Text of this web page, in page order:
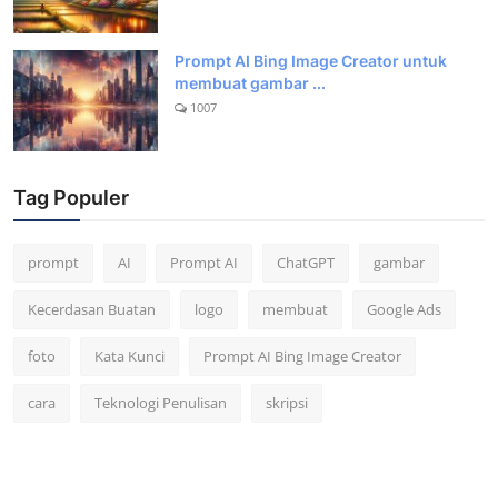
Prompt AI Bing Image Creator untuk
membuat gambar ...
1007
Tag Populer
prompt AI Prompt AI ChatGPT gambar
Kecerdasan Buatan logo membuat Google Ads
foto Kata Kunci Prompt AI Bing Image Creator
cara Teknologi Penulisan skripsi